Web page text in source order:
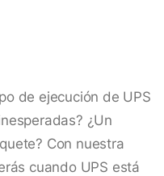
de ejecución de UPS
¿Un
Con nuestra
cuando UPS está